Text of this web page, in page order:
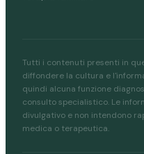
Tutti i contenuti presenti in
diffondere la cultura e
quindi alcuna funzione
consulto specialistico. Le
divulgativo e non intendono
medica o terapeutica.